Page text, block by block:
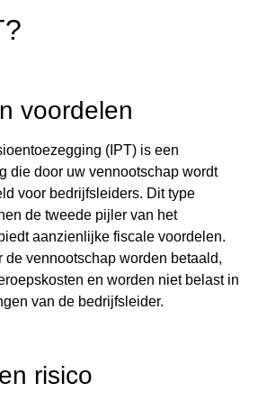
voordelen
(IPT) is een
die door uw vennootschap wordt
voor bedrijfsleiders. Dit type
de tweede pijler van het
aanzienlijke fiscale voordelen.
de vennootschap worden betaald,
en worden niet belast in
van de bedrijfsleider​​.
risico